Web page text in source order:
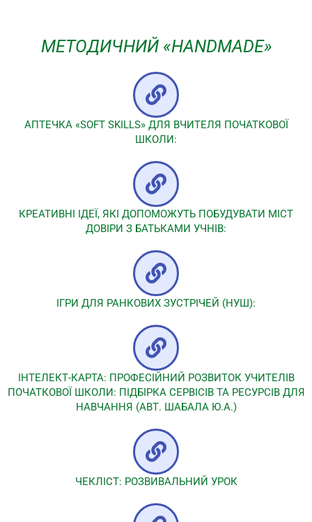
МЕТОДИЧНИЙ «HANDMADE»
АПТЕЧКА «SOFT SKILLS» ДЛЯ ВЧИТЕЛЯ ПОЧАТКОВОЇ
ШКОЛИ:
КРЕАТИВНІ ІДЕЇ, ЯКІ ДОПОМОЖУТЬ ПОБУДУВАТИ МІСТ
ДОВІРИ З БАТЬКАМИ УЧНІВ:
ІГРИ ДЛЯ РАНКОВИХ ЗУСТРІЧЕЙ (НУШ):
ІНТЕЛЕКТ-КАРТА: ПРОФЕСІЙНИЙ РОЗВИТОК УЧИТЕЛІВ
ПОЧАТКОВОЇ ШКОЛИ: ПІДБІРКА СЕРВІСІВ ТА РЕСУРСІВ ДЛЯ
НАВЧАННЯ (АВТ. ШАБАЛА Ю.А.)
ЧЕКЛІСТ: РОЗВИВАЛЬНИЙ УРОК